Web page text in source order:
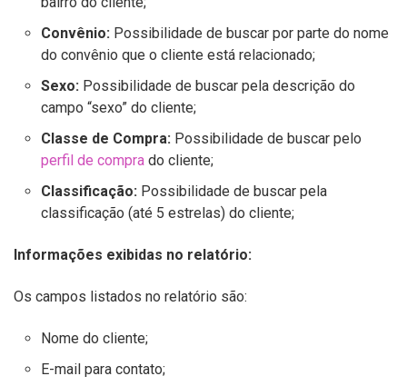
Convênio: Possibilidade de buscar por parte do nome
do convênio que o cliente está relacionado;
Sexo: Possibilidade de buscar pela descrição do
campo “sexo” do cliente;
Classe de Compra: Possibilidade de buscar pelo
perfil de compra do cliente;
Classificação: Possibilidade de buscar pela
classificação (até 5 estrelas) do cliente;
Informações exibidas no relatório:
Os campos listados no relatório são:
Nome do cliente;
E-mail para contato;